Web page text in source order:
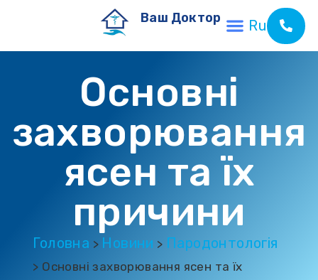
Ваш Доктор Ru
Основні
захворювання
ясен та їх
причини
Головна > Новини > Пародонтологія
> Основні захворювання ясен та їх